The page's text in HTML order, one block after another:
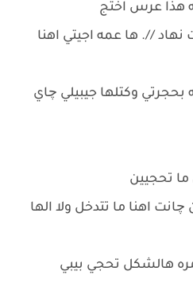
هذا عرس اختج
//. ها عمه اجيتي اهنا
بحجرتي وكتلها جيبيلي چاي
ما تحجيين
اهنا ما تتدخل ولا الها
هالشكل تحجي بيبي